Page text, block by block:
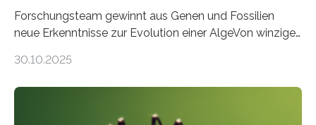
Forschungsteam gewinnt aus Genen und Fossilien
neue Erkenntnisse zur Evolution einer AlgeVon winzigen
Landpflanzen zählen zu den komplexesten
Grünalgen, die vor Hunderten von Millionen Jahren
30.10.2025